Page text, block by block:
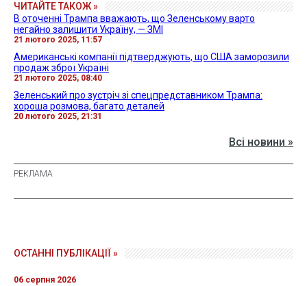
ЧИТАЙТЕ ТАКОЖ »
В оточенні Трампа вважають, що Зеленському варто
негайно залишити Україну, — ЗМІ
21 лютого 2025, 11:57
Американські компанії підтверджують, що США заморозили
продаж зброї Україні
21 лютого 2025, 08:40
Зеленський про зустріч зі спецпредставником Трампа:
хороша розмова, багато деталей
20 лютого 2025, 21:31
Всі новини »
ОСТАННІ ПУБЛІКАЦІЇ »
06 серпня 2026